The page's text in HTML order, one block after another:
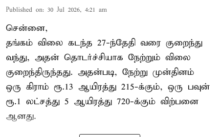
Published on: 30 Jul 2026, 4:21 am
சென்னை,
தங்கம் விலை கடந்த 27-ந்தேதி வரை குறைந்து
வந்து, அதன் தொடர்ச்சியாக நேற்றும் விலை
குறைந்திருந்தது. அதன்படி, நேற்று முன்தினம்
ஒரு கிராம் ரூ.13 ஆயிரத்து 215-க்கும், ஒரு பவுன்
ரூ.1 லட்சத்து 5 ஆயிரத்து 720-க்கும் விற்பனை
ஆனது.